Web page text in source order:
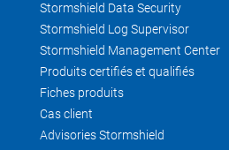
Stormshield Data Security
Stormshield Log Supervisor
Stormshield Management Center
Produits certifiés et qualifiés
Fiches produits
Cas client
Advisories Stormshield